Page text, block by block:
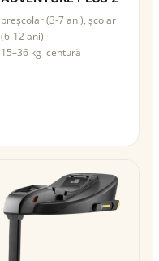
preșcolar (3-7 ani), școlar
(6-12 ani)
15–36 kg centură